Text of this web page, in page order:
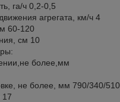
га/ч 0,2-0,5
агрегата, км/ч 4
60-120
см 10
более,мм
не более, мм 790/340/510
17